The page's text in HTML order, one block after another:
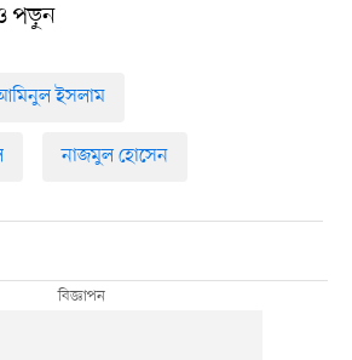
পড়ুন
ইসলাম
নাজমুল হোসেন